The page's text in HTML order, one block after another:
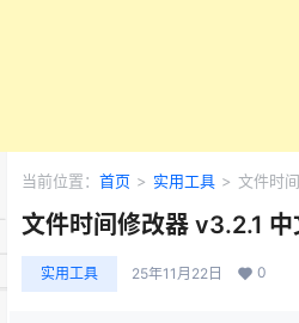
当前位置： 首页 > 实用工具 > 文件时
文件时间修改器 v3.2.1 中
实用工具 25年11月22日 0